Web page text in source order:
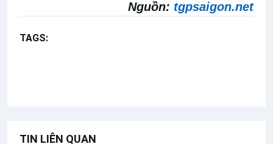
Nguồn: tgpsaigon.net
TAGS:
TIN LIÊN QUAN